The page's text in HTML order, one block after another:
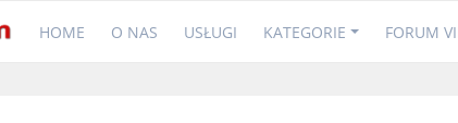
HOME O NAS USŁUGI KATEGORIE FORUM